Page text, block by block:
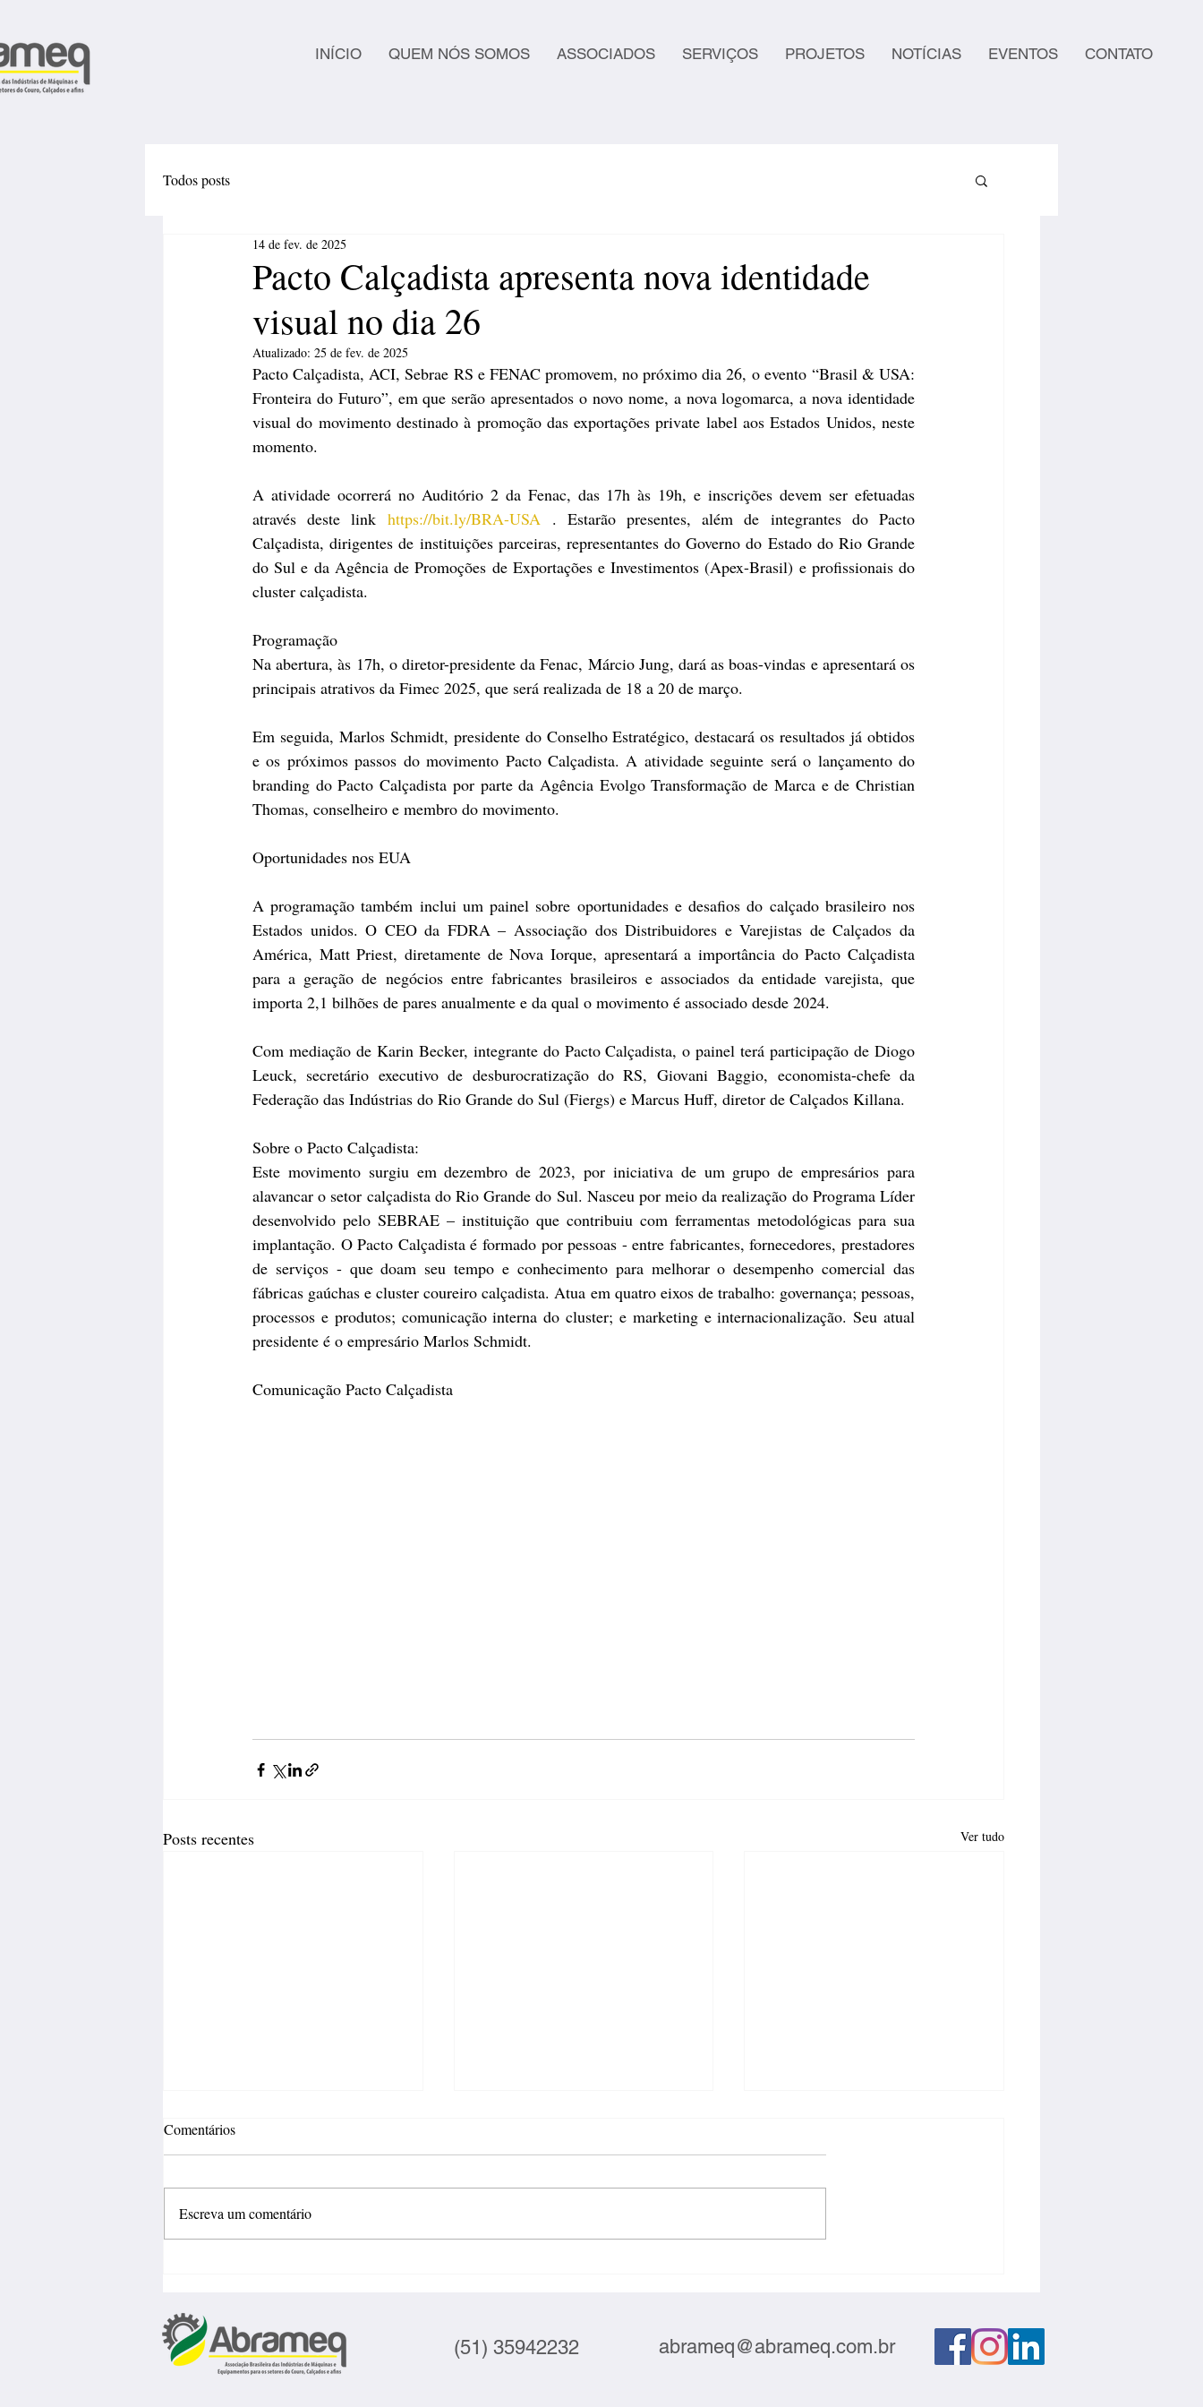
INÍCIO QUEM NÓS SOMOS ASSOCIADOS SERVIÇOS PROJETOS NOTÍCIAS EVENTOS CONTATO
Todos posts
Pacto Calçadista apresenta nova identidade
visual no dia 26
14 de fev. de 2025
Atualizado: 25 de fev. de 2025
Pacto Calçadista, ACI, Sebrae RS e FENAC promovem, no próximo dia 26, o evento “Brasil & USA:
Fronteira do Futuro”, em que serão apresentados o novo nome, a nova logomarca, a nova identidade
visual do movimento destinado à promoção das exportações private label aos Estados Unidos, neste
momento.
A atividade ocorrerá no Auditório 2 da Fenac, das 17h às 19h, e inscrições devem ser efetuadas
através deste link https://bit.ly/BRA-USA . Estarão presentes, além de integrantes do Pacto
Calçadista, dirigentes de instituições parceiras, representantes do Governo do Estado do Rio Grande
do Sul e da Agência de Promoções de Exportações e Investimentos (Apex-Brasil) e profissionais do
cluster calçadista.
Programação
Na abertura, às 17h, o diretor-presidente da Fenac, Márcio Jung, dará as boas-vindas e apresentará os
principais atrativos da Fimec 2025, que será realizada de 18 a 20 de março.
Em seguida, Marlos Schmidt, presidente do Conselho Estratégico, destacará os resultados já obtidos
e os próximos passos do movimento Pacto Calçadista. A atividade seguinte será o lançamento do
branding do Pacto Calçadista por parte da Agência Evolgo Transformação de Marca e de Christian
Thomas, conselheiro e membro do movimento.
Oportunidades nos EUA
A programação também inclui um painel sobre oportunidades e desafios do calçado brasileiro nos
Estados unidos. O CEO da FDRA – Associação dos Distribuidores e Varejistas de Calçados da
América, Matt Priest, diretamente de Nova Iorque, apresentará a importância do Pacto Calçadista
para a geração de negócios entre fabricantes brasileiros e associados da entidade varejista, que
importa 2,1 bilhões de pares anualmente e da qual o movimento é associado desde 2024.
Com mediação de Karin Becker, integrante do Pacto Calçadista, o painel terá participação de Diogo
Leuck, secretário executivo de desburocratização do RS, Giovani Baggio, economista-chefe da
Federação das Indústrias do Rio Grande do Sul (Fiergs) e Marcus Huff, diretor de Calçados Killana.
Sobre o Pacto Calçadista:
Este movimento surgiu em dezembro de 2023, por iniciativa de um grupo de empresários para
alavancar o setor calçadista do Rio Grande do Sul. Nasceu por meio da realização do Programa Líder
desenvolvido pelo SEBRAE – instituição que contribuiu com ferramentas metodológicas para sua
implantação. O Pacto Calçadista é formado por pessoas - entre fabricantes, fornecedores, prestadores
de serviços - que doam seu tempo e conhecimento para melhorar o desempenho comercial das
fábricas gaúchas e cluster coureiro calçadista. Atua em quatro eixos de trabalho: governança; pessoas,
processos e produtos; comunicação interna do cluster; e marketing e internacionalização. Seu atual
presidente é o empresário Marlos Schmidt.
Comunicação Pacto Calçadista
Posts recentes Ver tudo
Comentários
Escreva um comentário
(51) 35942232 abrameq@abrameq.com.br